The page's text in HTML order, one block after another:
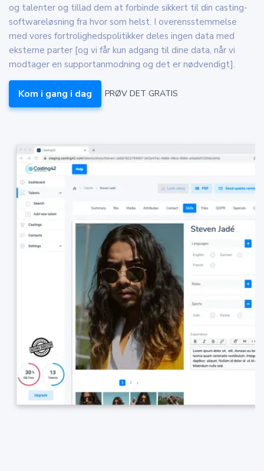
og talenter og tillad dem at forbinde sikkert til din casting-
softwareløsning fra hvor som helst. I overensstemmelse
med vores fortrolighedspolitikker deles ingen data med
eksterne parter [og vi får kun adgang til dine data, når vi
modtager en supportanmodning og det er nødvendigt].
Kom i gang i dag PRØV DET GRATIS